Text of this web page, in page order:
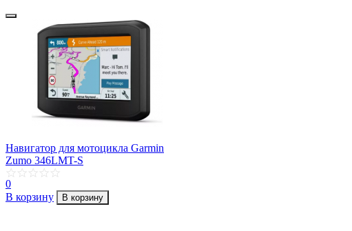
Навигатор для мотоцикла Garmin
Zumo 346LMT-S
0
В корзину
В корзину